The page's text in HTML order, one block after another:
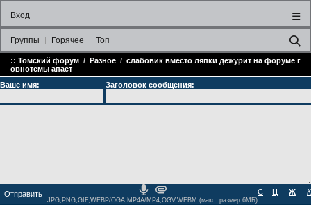
Вход ☰
Группы Горячее Топ
:: Томский форум / Разное / слабовик вместо ляпки дежурит на форуме г
овнотемы апает
Ваше имя:
Заголовок сообщения:
- Ц - Ж - К
С
JPG,PNG,GIF,WEBP/OGA,MP4A/MP4,OGV,WEBM (макс. размер 6МБ)